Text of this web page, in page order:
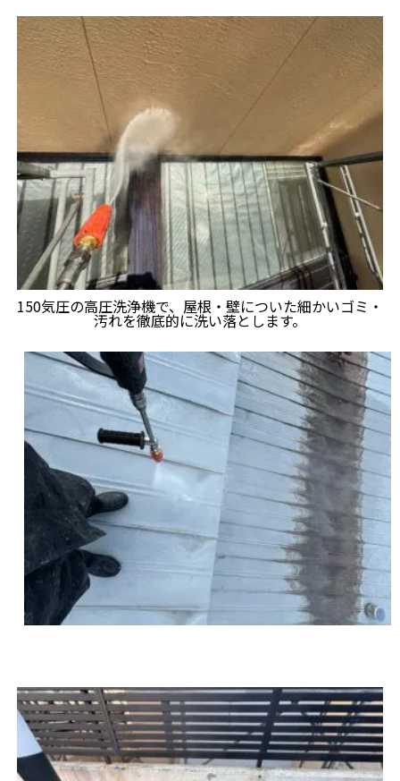
150気圧の高圧洗浄機で、屋根・壁についた細かいゴミ・
汚れを徹底的に洗い落とします。